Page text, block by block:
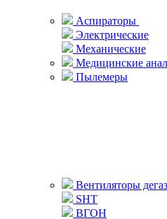
Аспираторы
Электрические
Механические
Медицинские
Пылемеры
Вентиляторы
SHT
ВГОН